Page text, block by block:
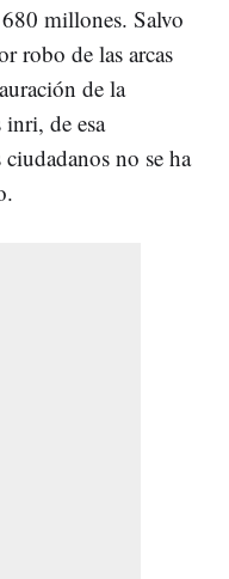
millones. Salvo
robo de las arcas
de la
inri, de esa
no se ha